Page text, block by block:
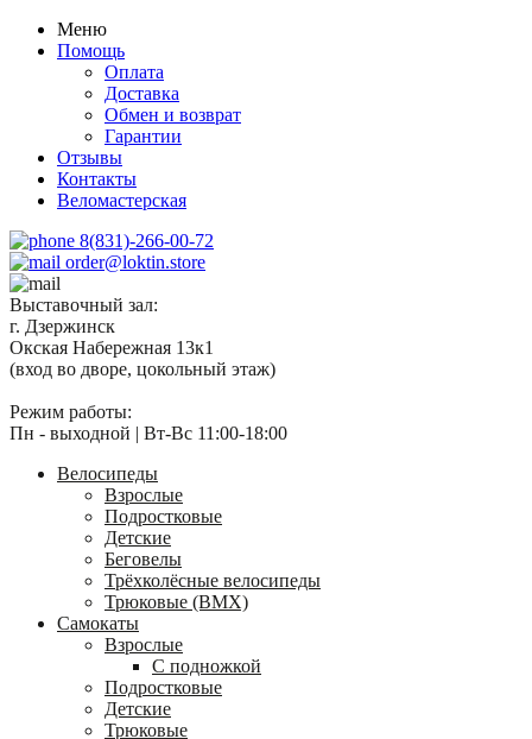
Меню
Помощь
Оплата
Доставка
Обмен и возврат
Гарантии
Отзывы
Контакты
Веломастерская
8(831)-266-00-72
order@loktin.store
Выставочный зал:
г. Дзержинск
Окская Набережная 13к1
(вход во дворе, цокольный этаж)
Режим работы:
Пн - выходной | Вт-Вс 11:00-18:00
Велосипеды
Взрослые
Подростковые
Детские
Беговелы
Трёхколёсные велосипеды
Трюковые (BMX)
Самокаты
Взрослые
С подножкой
Подростковые
Детские
Трюковые